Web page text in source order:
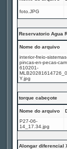
foto.JPG
Reservatorio Agua
Nome do arquivo
interior-freio-
pincas-en-pecas-
610201-
Y.jpg
torque cabeçote
Nome do arquivo
P27-06-
14_17.34.jpg
Alongar diferencial